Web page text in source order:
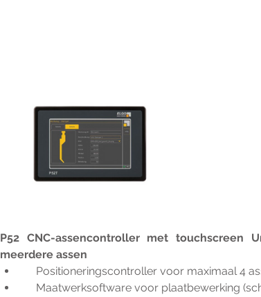
P52 CNC-assencontroller met touchscreen
meerdere assen
Positioneringscontroller voor maximaal 4
Maatwerksoftware voor plaatbewerking